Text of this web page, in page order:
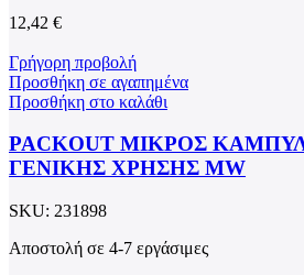
12,42 €
Γρήγορη προβολή
Προσθήκη σε αγαπημένα
Προσθήκη στο καλάθι
PACKOUT ΜΙΚΡΟΣ
ΓΕΝΙΚΗΣ ΧΡΗΣΗΣ MW
SKU: 231898
Αποστολή σε 4-7 εργάσιμες